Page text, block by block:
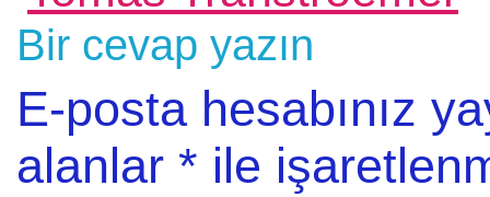
Bir cevap yazın
E-posta hesabınız
alanlar * ile